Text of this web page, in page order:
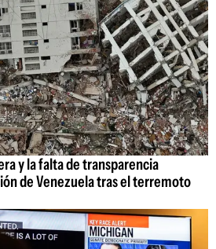
y la falta de transparencia
de Venezuela tras el terremoto